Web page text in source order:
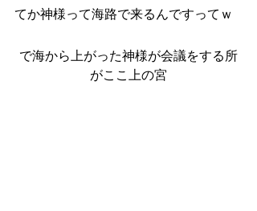
てか神様って海路で来るんですってｗ
で海から上がった神様が会議をする所
がここ上の宮